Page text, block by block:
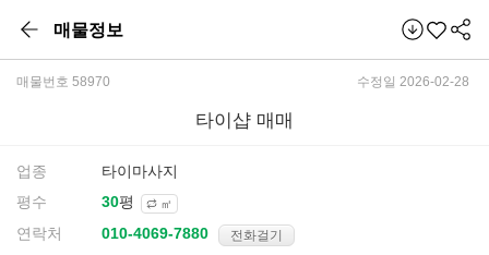
매물정보
매물번호 58970 수정일 2026-02-28
타이샵 매매
업종
타이마사지
평수
평 ㎡
연락처 전화걸기